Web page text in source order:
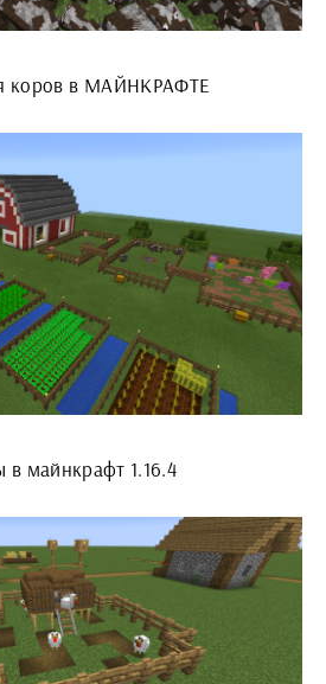
коров в МАЙНКРАФТЕ
майнкрафт 1.16.4